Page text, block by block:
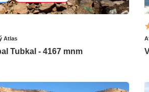
Atlas
Tubkal - 4167 mnm